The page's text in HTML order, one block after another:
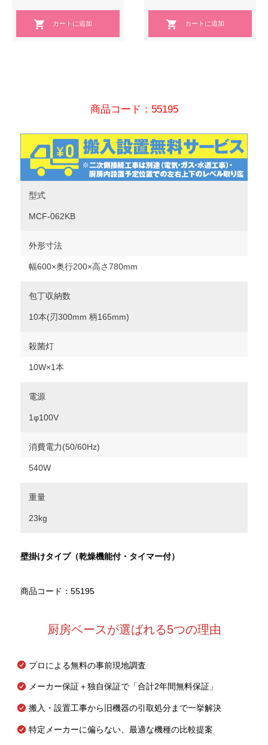
商品コード：55195
型式
MCF-062KB
外形寸法
幅600×奥行200×高さ780mm
包丁収納数
10本(刃300mm 柄165mm)
殺菌灯
10W×1本
電源
1φ100V
消費電力(50/60Hz)
540W
重量
23kg
壁掛けタイプ（乾燥機能付・タイマー付）
商品コード：55195
厨房ベースが選ばれる5つの理由
プロによる無料の事前現地調査
メーカー保証＋独自保証で「合計2年間無料保証」
搬入・設置工事から旧機器の引取処分まで一挙解決
特定メーカーに偏らない、最適な機種の比較提案